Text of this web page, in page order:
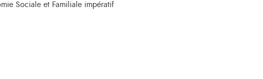
Sociale et Familiale impératif